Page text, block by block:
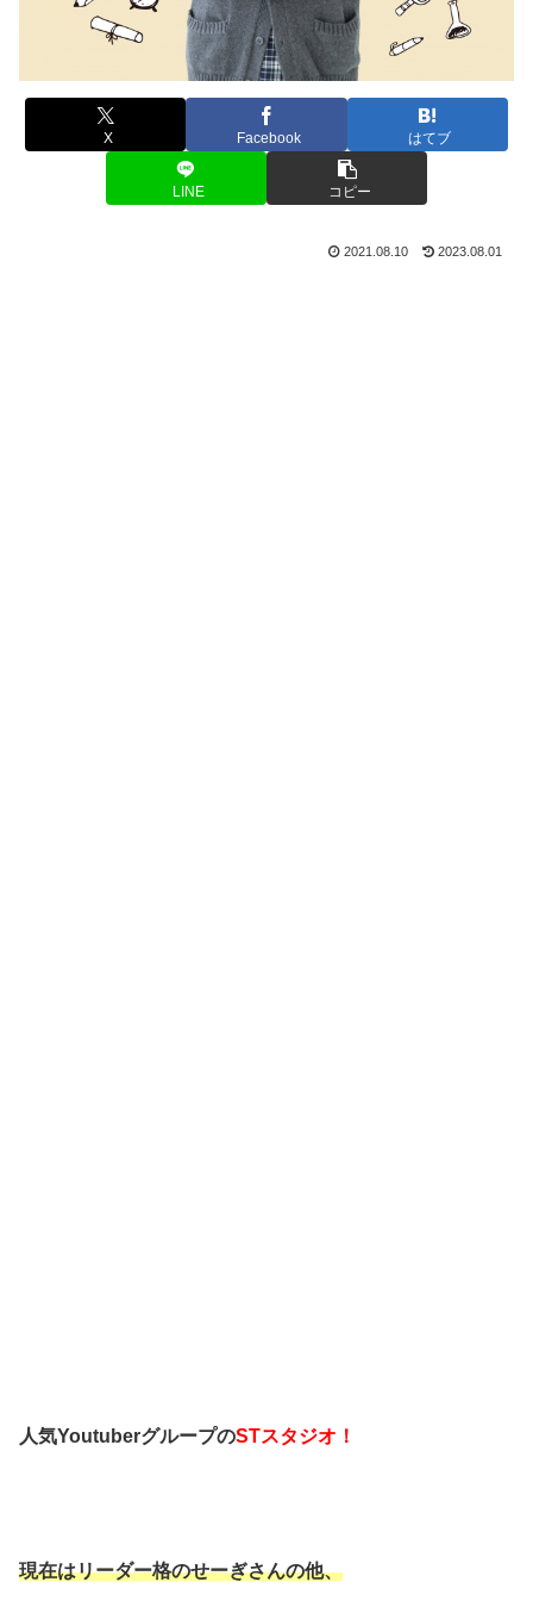
X Facebook はてブ
LINE コピー
2021.08.10 2023.08.01
人気YoutuberグループのSTスタジオ！
現在はリーダー格のせーぎさんの他、